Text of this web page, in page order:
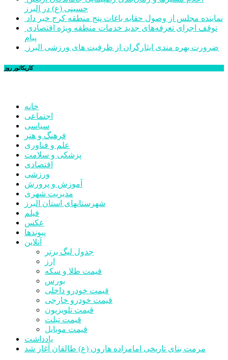
حسینی (ع) در البرز
نماینده مجلس از وصول حقابه باغات پنج منطقه کرج خبر داد
پیام
ضرورت بهره مندی ایثارگران از ظرفیت های ورزشی البرز
کاریکاتور روز
خانه
اجتماعی
سیاسی
فرهنگ و هنر
علم و فناوری
پزشکی و سلامت
اقتصادی
ورزشی
آموزش و پرورش
مدیریت شهری
شهرستانهای استان البرز
فیلم
عکس
پیوندها
آنلاین
جدول لیگ برتر
ارز
قیمت طلا و سکه
بورس
قیمت خودرو داخلی
قیمت خودرو خارجی
قیمت تلویزیون
قیمت تبلت
قیمت موبایل
یادداشت
مرمت بنای تاریخی امامزاده هارون (ع) طالقان آغاز شد